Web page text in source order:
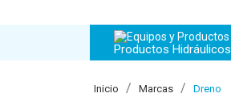
Productos Hidráulicos
Inicio Marcas Dreno